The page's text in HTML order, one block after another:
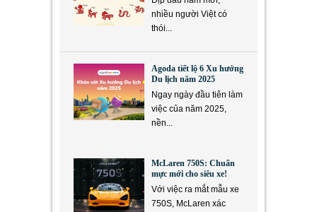
nhiều người Việt có
thói...
Agoda tiết lộ 6 Xu hướng
Du lịch năm 2025
Ngay ngày đầu tiên làm
việc của năm 2025,
nền...
McLaren 750S: Chuẩn
mực mới cho siêu xe!
Với việc ra mắt mẫu xe
750S, McLaren xác